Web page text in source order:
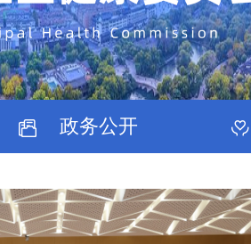
政务公开